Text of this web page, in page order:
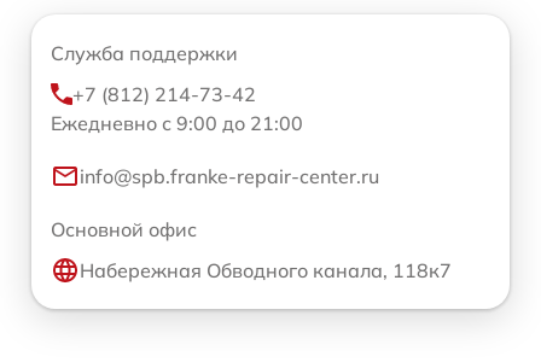
Служба поддержки
+7 (812) 214-73-42
Ежедневно с 9:00 до 21:00
info@spb.franke-repair-center.ru
Основной офис
Набережная Обводного канала, 118к7